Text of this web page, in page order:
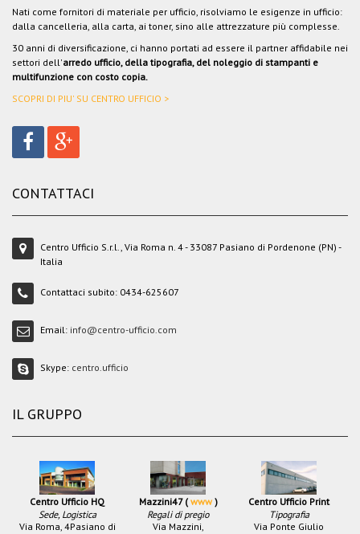
Nati come fornitori di materiale per ufficio, risolviamo le esigenze in ufficio:
dalla cancelleria, alla carta, ai toner, sino alle attrezzature più complesse.
30 anni di diversificazione, ci hanno portati ad essere il partner affidabile nei
settori dell'arredo ufficio, della tipografia, del noleggio di stampanti e
multifunzione con costo copia.
SCOPRI DI PIU' SU CENTRO UFFICIO >
CONTATTACI
Centro Ufficio S.r.l., Via Roma n. 4 - 33087 Pasiano di Pordenone (PN) -
Italia
Contattaci subito: 0434-625607
Email: info@centro-ufficio.com
Skype: centro.ufficio
IL GRUPPO
Centro Ufficio HQ
Sede, Logistica
Via Roma, 4Pasiano di
Mazzini47 (www)
Regali di pregio
Via Mazzini,
Centro Ufficio Print
Tipografia
Via Ponte Giulio